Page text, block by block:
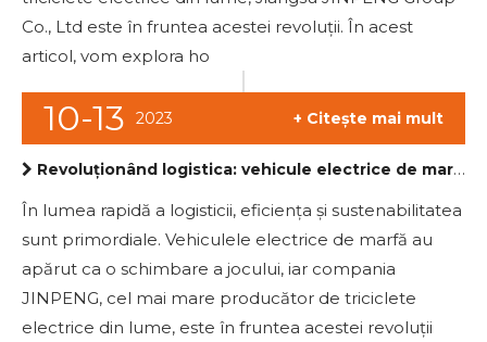
Co., Ltd este în fruntea acestei revoluții. În acest
articol, vom explora ho
10-13 2023 + Citește mai mult
Revoluționând logistica: vehicule electrice de marfă de la JINPENG
În lumea rapidă a logisticii, eficiența și sustenabilitatea
sunt primordiale. Vehiculele electrice de marfă au
apărut ca o schimbare a jocului, iar compania
JINPENG, cel mai mare producător de triciclete
electrice din lume, este în fruntea acestei revoluții